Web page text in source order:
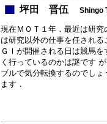
坪田 晋伍 Shingo
現在ＭＯＴ１年．最近は研
は研究以外の仕事を任され
ＧⅠが開催される日は競馬を
く行っているのかは謎です
ブルで気分転換するのでし
ます．